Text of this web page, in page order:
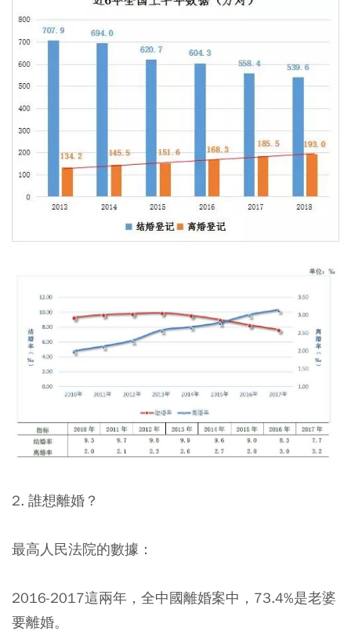
2. 誰想離婚？
最高人民法院的數據：
2016-2017這兩年，全中國離婚案中，73.4%是老婆
要離婚。